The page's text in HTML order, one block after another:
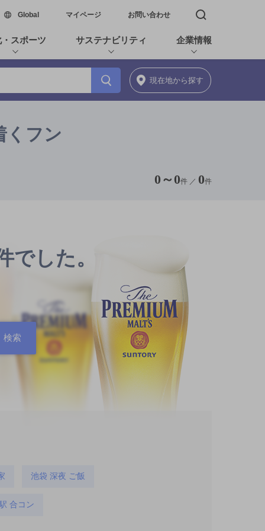
Global新しいウィンドウで開く
マイページ お問い合わせ 検索窓を開く
スポーツ サステナビリティ 企業情報
現在地から探す
くフン
0 ～ 0件 ／ 0件
でした。
池袋 深夜 ご飯
合コン